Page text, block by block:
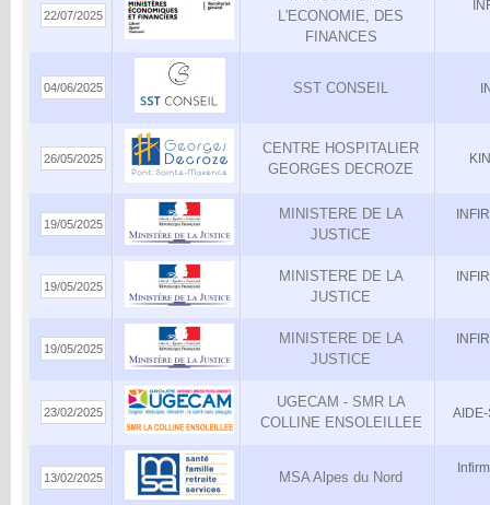
22/07/2025
L'ECONOMIE, DES
FINANCES
04/06/2025 SST CONSEIL
26/05/2025
CENTRE HOSPITALIER
GEORGES DECROZE
19/05/2025
MINISTERE DE LA
JUSTICE
19/05/2025
MINISTERE DE LA
JUSTICE
19/05/2025
MINISTERE DE LA
JUSTICE
23/02/2025
UGECAM - SMR LA
COLLINE ENSOLEILLEE
13/02/2025 MSA Alpes du Nord